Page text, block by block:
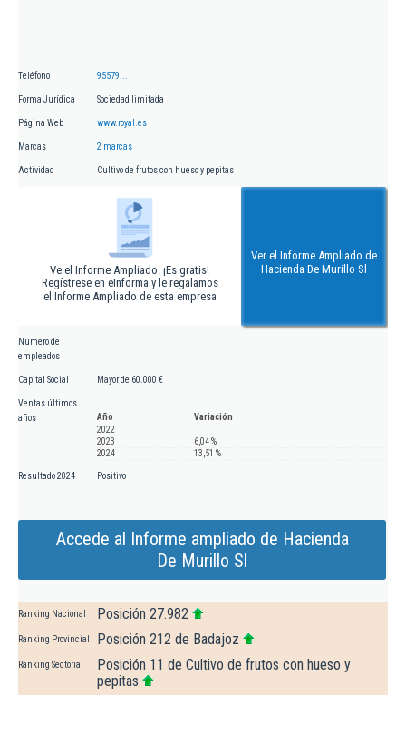
Teléfono 95579...
Forma Jurídica Sociedad limitada
Página Web www.royal.es
Marcas 2 marcas
Actividad Cultivo de frutos con hueso y pepitas
Ve el Informe Ampliado. ¡Es gratis!
Regístrese en eInforma y le regalamos
el Informe Ampliado de esta empresa
Ver el Informe Ampliado de
Hacienda De Murillo Sl
Número de
empleados
Capital Social Mayor de 60.000 €
Ventas últimos
años
Año
Variación
2022
2023
6,04 %
2024
13,51 %
Resultado 2024 Positivo
Accede al Informe ampliado de Hacienda
De Murillo Sl
Ranking Nacional Posición 27.982
Ranking Provincial Posición 212 de Badajoz
Ranking Sectorial
Posición 11 de Cultivo de frutos con hueso y
pepitas